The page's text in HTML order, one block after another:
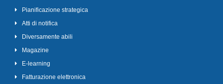
Pianificazione strategica
Atti di notifica
Diversamente abili
Magazine
E-learning
Fatturazione elettronica